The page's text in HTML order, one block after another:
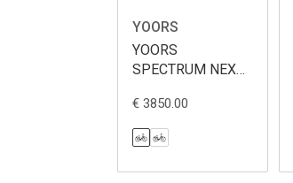
YOORS
YOORS
SPECTRUM NEX
€ 3850.00